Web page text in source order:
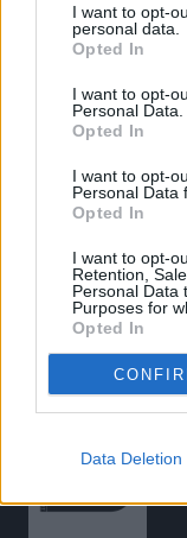
I want to opt-
personal data.
Opted In
I want to opt-
Personal Data.
Opted In
I want to opt-
Personal Data
Opted In
I want to opt-
Retention,
Personal Data
Purposes for
Opted In
Data Deletion
Θεσσαλονίκη:
Ανδρών: Τρίτη νίκη